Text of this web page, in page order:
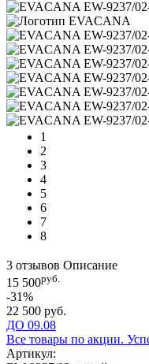
1
2
3
4
5
6
7
8
3 отзывов Описание
15 500руб.
-31%
22 500 руб.
ДО 09.08
Все товары по акции.
Артикул: